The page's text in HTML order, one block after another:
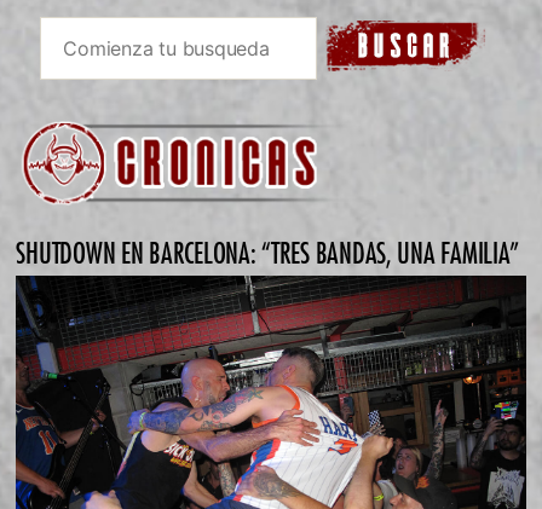
SHUTDOWN EN BARCELONA: “TRES BANDAS, UNA FAMILIA”